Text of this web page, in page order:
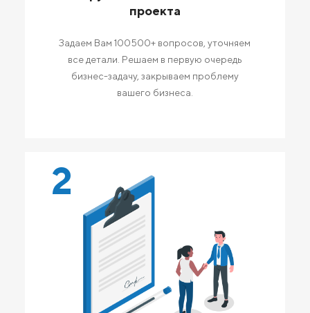
проекта
Задаем Вам 100500+ вопросов, уточняем
все детали. Решаем в первую очередь
бизнес-задачу, закрываем проблему
вашего бизнеса.
2